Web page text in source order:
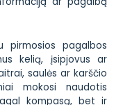
pagalbos
kelią, įsipjovus ar
saulės ar karščio
mokosi naudotis
kompasą, bet ir